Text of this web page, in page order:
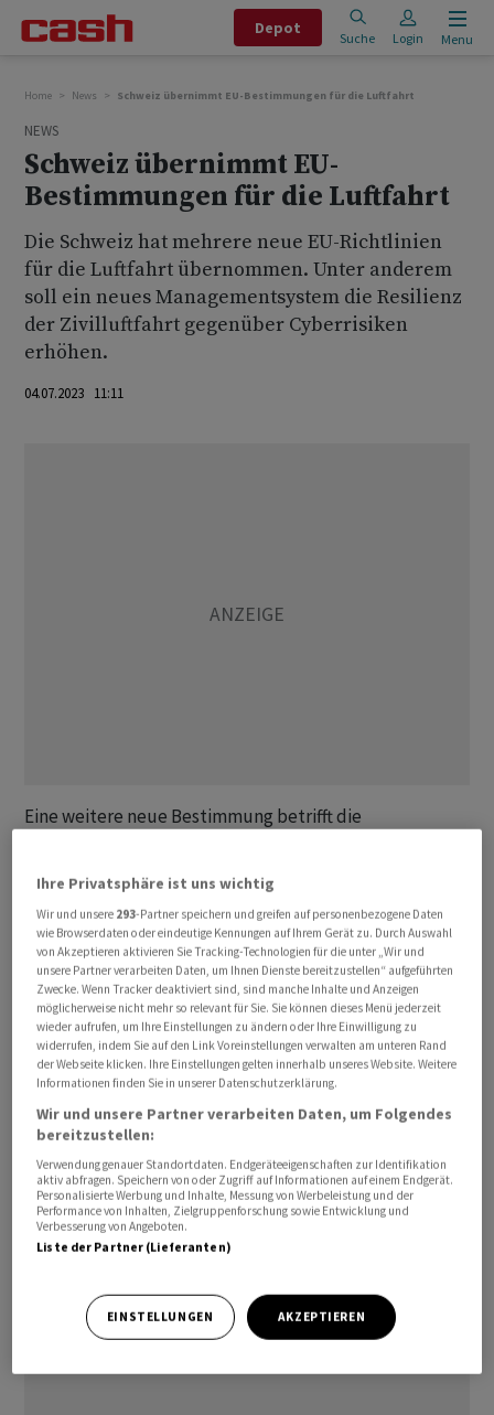
Depot
Suche Login Menu
Home News Schweiz übernimmt EU-Bestimmungen für die Luftfahrt
NEWS
Schweiz übernimmt EU-
Bestimmungen für die Luftfahrt
Die Schweiz hat mehrere neue EU-Richtlinien
für die Luftfahrt übernommen. Unter anderem
soll ein neues Managementsystem die Resilienz
der Zivilluftfahrt gegenüber Cyberrisiken
erhöhen.
04.07.2023 11:11
Eine weitere neue Bestimmung betrifft die
Grossflugzeugen, wie das Bundesamt für Zivilluftfahrt
(Bazl) am Dienstag mitteilte. Diese Bestimmung
erlaube es, das hohe einheitliche Niveau der
Flugsicherheit in der Schweiz und der EU
aufrechtzuerhalten.
Schliesslich soll ein Verordnungspaket erlauben, die
Entwicklung und Herstellung von Sport- und
Freizeitluftfahrzeugen zu vereinfachen. Der
administrative sowie finanzielle Aufwand für die
beteiligten Organisationen werde reduziert.
Die neuen Bestimmungen wurden im Juni vom
Gemischten Ausschuss des bilateralen
Luftverkehrsabkommens Schweiz-EU beschlossen. Der
treten am 15. Juli in Kraft.
Ihre Privatsphäre ist uns wichtig
Wir und unsere 293-Partner speichern und greifen auf personenbezogene Daten
wie Browserdaten oder eindeutige Kennungen auf Ihrem Gerät zu. Durch Auswahl
von Akzeptieren aktivieren Sie Tracking-Technologien für die unter „Wir und
unsere Partner verarbeiten Daten, um Ihnen Dienste bereitzustellen“ aufgeführten
Zwecke. Wenn Tracker deaktiviert sind, sind manche Inhalte und Anzeigen
möglicherweise nicht mehr so relevant für Sie. Sie können dieses Menü jederzeit
wieder aufrufen, um Ihre Einstellungen zu ändern oder Ihre Einwilligung zu
widerrufen, indem Sie auf den Link Voreinstellungen verwalten am unteren Rand
der Webseite klicken. Ihre Einstellungen gelten innerhalb unseres Website. Weitere
Informationen finden Sie in unserer Datenschutzerklärung.
Wir und unsere Partner verarbeiten Daten, um Folgendes
bereitzustellen:
Verwendung genauer Standortdaten. Endgeräteeigenschaften zur Identifikation
aktiv abfragen. Speichern von oder Zugriff auf Informationen auf einem Endgerät.
Personalisierte Werbung und Inhalte, Messung von Werbeleistung und der
Performance von Inhalten, Zielgruppenforschung sowie Entwicklung und
Verbesserung von Angeboten.
Liste der Partner (Lieferanten)
EINSTELLUNGEN AKZEPTIEREN